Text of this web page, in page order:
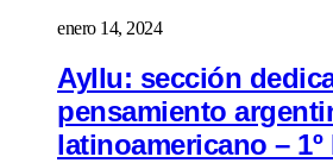
enero 14, 2024
Ayllu: sección
pensamiento
latinoamericano – 1º